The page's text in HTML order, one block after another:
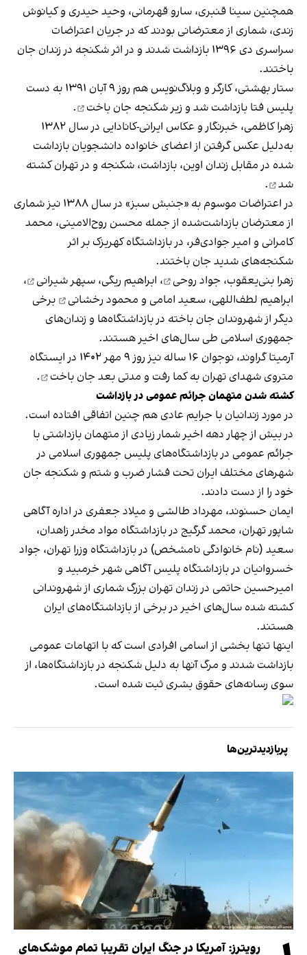
همچنین سینا قنبری، سارو قهرمانی، وحید حیدری و کیانوش
زندی، شماری از معترضانی بودند که در جریان اعتراضات
سراسری دی ۱۳۹۶ بازداشت شدند و در اثر شکنجه در زندان جان
باختند.
ستار بهشتی، کارگر و وبلاگ‌نویس هم روز ۹ آبان ۱۳۹۱ به دست
پلیس فتا بازداشت شد و زیر شکنجه جان باخت
.
زهرا کاظمی، خبرنگار و عکاس ایرانی-کانادایی در سال ۱۳۸۲
به‌دلیل عکس گرفتن از اعضای خانواده دانشجویان بازداشت
شده در مقابل زندان اوین، بازداشت، شکنجه و در تهرانکشته
شد
.
در اعتراضات موسوم به «جنبش سبز» در سال ۱۳۸۸ نیز شماری
از معترضان بازداشت‌شده از جمله محسن روح‌الامینی، محمد
کامرانی و امیر جوادی‌فر، در بازداشتگاه کهریزک بر اثر
شکنجه‌های شدید جان باختند.
زهرا بنی‌یعقوب، جواد روحی ، ابراهیم ریگی، سپهر شیرانی
،
ابراهیم لطف‌اللهی، سعید امامی و محمود رخشانی
برخی
دیگر از شهروندان جان باخته در بازداشتگاه‌ها و زندان‌های
جمهوری اسلامی طی سال‌های اخیر هستند.
آرمیتا گراوند، نوجوان ۱۶ ساله نیز روز ۹ مهر ۱۴۰۲ در ایستگاه
متروی شهدای تهران به کما رفت و مدتی بعدجان باخت
.
کشته شدن متهمان جرائم عمومی در بازداشت
در مورد زندانیان با جرایم عادی هم چنین اتفاقی افتاده است.
در بیش از چهار دهه اخیر شمار زیادی از متهمان بازداشتی با
جرائم عمومی در بازداشتگاه‌های پلیس جمهوری اسلامی در
شهرهای مختلف ایران تحت فشار ضرب و شتم و شکنجه جان
خود را از دست دادند.
ایمان حسنوند، مهرداد طالشی و میلاد جعفری در اداره آگاهی
شاپور تهران، محمد گرگیج در بازداشتگاه مواد مخدر زاهدان،
سعید (نام خانوادگی نامشخص) در بازداشتگاه وزرا تهران، جواد
خسروانیان در بازداشتگاه پلیس آگاهی شهر خرمبید و
امیرحسین حاتمی در زندان تهران بزرگ شماری از شهروندانی
کشته شده سال‌های اخیر در برخی از بازداشتگاه‌های ایران
هستند.
اینها تنها بخشی از اسامی افرادی است که با اتهامات عمومی
بازداشت شدند و مرگ آنها به دلیل شکنجه در بازداشتگاه‌ها، از
سوی رسانه‌های حقوق بشری ثبت شده است.
پربازدیدترین‌ها
رویترز: آمریکا در جنگ ایران تقریبا تمام موشک‌های